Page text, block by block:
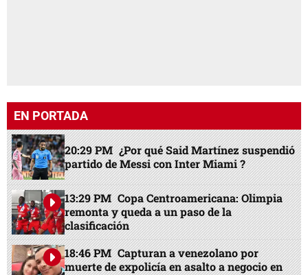
EN PORTADA
20:29 PM ¿Por qué Said Martínez suspendió
partido de Messi con Inter Miami ?
13:29 PM Copa Centroamericana: Olimpia
remonta y queda a un paso de la
clasificación
18:46 PM Capturan a venezolano por
muerte de expolicía en asalto a negocio en